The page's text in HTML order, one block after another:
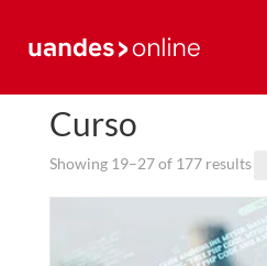
Curso
Showing 19–27 of 177 results